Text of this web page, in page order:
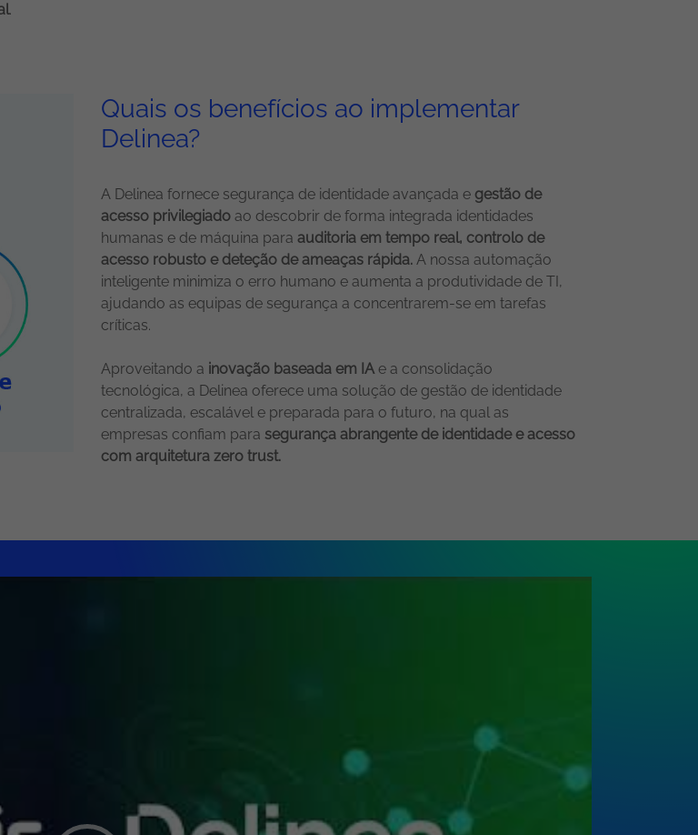
.
Quais os benefícios ao implementar
Delinea?
A Delinea fornece segurança de identidade avançada e gestão de
acesso privilegiado ao descobrir de forma integrada identidades
humanas e de máquina para auditoria em tempo real, controlo de
acesso robusto e deteção de ameaças rápida. A nossa automação
inteligente minimiza o erro humano e aumenta a produtividade de TI,
ajudando as equipas de segurança a concentrarem-se em tarefas
críticas.
Aproveitando a inovação baseada em IAe a consolidação
tecnológica, a Delinea oferece uma solução de gestão de identidade
centralizada, escalável e preparada para o futuro, na qual as
empresas confiam para segurança abrangente de identidade e acesso
com arquitetura zero trust.